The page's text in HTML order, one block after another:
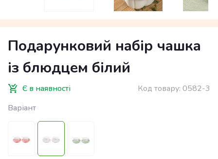
Подарунковий набір чашка
із блюдцем білий
Є в наявності Код товару: 0582-3
Варіант